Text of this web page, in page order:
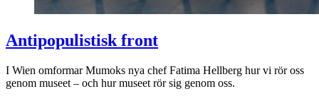
Antipopulistisk front
I Wien omformar Mumoks nya chef Fatima Hellberg hur vi rör oss
genom museet – och hur museet rör sig genom oss.